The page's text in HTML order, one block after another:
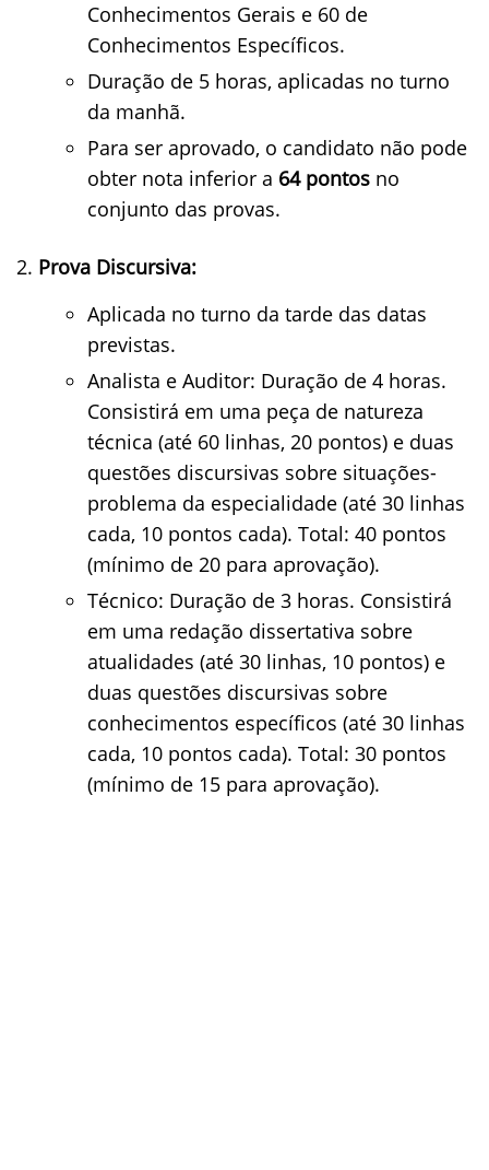
Conhecimentos Gerais e 60 de
Conhecimentos Específicos.
Duração de 5 horas, aplicadas no turno
da manhã.
Para ser aprovado, o candidato não pode
obter nota inferior a 64 pontos no
conjunto das provas.
Prova Discursiva:
Aplicada no turno da tarde das datas
previstas.
Analista e Auditor: Duração de 4 horas.
Consistirá em uma peça de natureza
técnica (até 60 linhas, 20 pontos) e duas
questões discursivas sobre situações-
problema da especialidade (até 30 linhas
cada, 10 pontos cada). Total: 40 pontos
(mínimo de 20 para aprovação).
Técnico: Duração de 3 horas. Consistirá
em uma redação dissertativa sobre
atualidades (até 30 linhas, 10 pontos) e
duas questões discursivas sobre
conhecimentos específicos (até 30 linhas
cada, 10 pontos cada). Total: 30 pontos
(mínimo de 15 para aprovação).